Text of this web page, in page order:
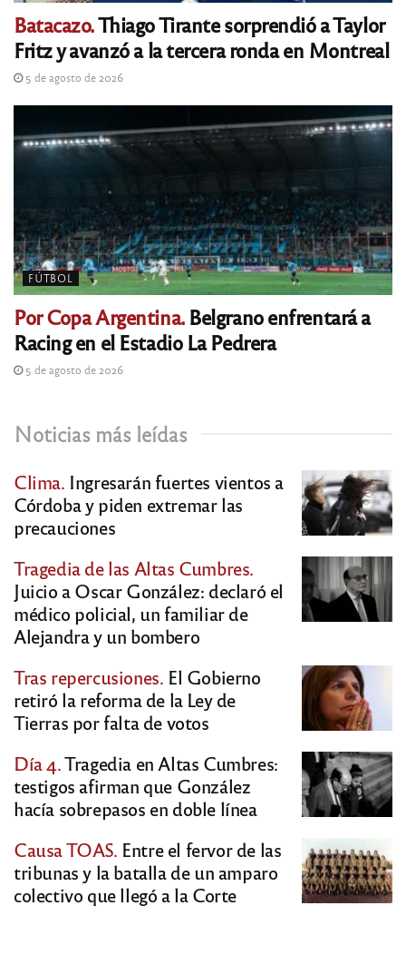
Batacazo.Thiago Tirante sorprendió a Taylor
Fritz y avanzó a la tercera ronda en Montreal
5 de agosto de 2026
FÚTBOL
Por Copa Argentina.Belgrano enfrentará a
Racing en el Estadio La Pedrera
5 de agosto de 2026
Noticias más leídas
Clima. Ingresarán fuertes vientos a
Córdoba y piden extremar las
precauciones
Tragedia de las Altas Cumbres.
Juicio a Oscar González: declaró el
médico policial, un familiar de
Alejandra y un bombero
Tras repercusiones. El Gobierno
retiró la reforma de la Ley de
Tierras por falta de votos
Día 4.Tragedia en Altas Cumbres:
testigos afirman que González
hacía sobrepasos en doble línea
Causa TOAS. Entre el fervor de las
tribunas y la batalla de un amparo
colectivo que llegó a la Corte